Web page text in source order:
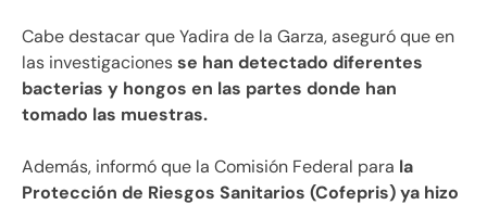
Cabe destacar que Yadira de la Garza, aseguró que en
las investigacionesse han detectado diferentes
bacterias y hongos en las partes donde han
tomado las muestras.
Además, informó que la Comisión Federal para la
Protección de Riesgos Sanitarios (Cofepris) ya hizo